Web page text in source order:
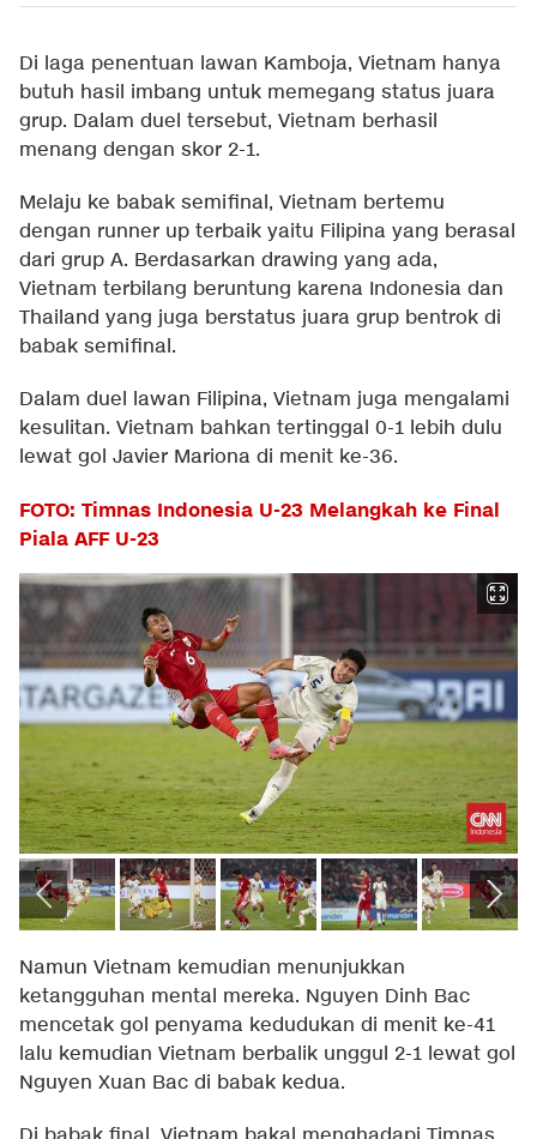
Di laga penentuan lawan Kamboja, Vietnam hanya
butuh hasil imbang untuk memegang status juara
grup. Dalam duel tersebut, Vietnam berhasil
menang dengan skor 2-1.
Melaju ke babak semifinal, Vietnam bertemu
dengan runner up terbaik yaitu Filipina yang berasal
dari grup A. Berdasarkan drawing yang ada,
Vietnam terbilang beruntung karena Indonesia dan
Thailand yang juga berstatus juara grup bentrok di
babak semifinal.
Dalam duel lawan Filipina, Vietnam juga mengalami
kesulitan. Vietnam bahkan tertinggal 0-1 lebih dulu
lewat gol Javier Mariona di menit ke-36.
FOTO: Timnas Indonesia U-23 Melangkah ke Final
Piala AFF U-23
Namun Vietnam kemudian menunjukkan
ketangguhan mental mereka. Nguyen Dinh Bac
mencetak gol penyama kedudukan di menit ke-41
lalu kemudian Vietnam berbalik unggul 2-1 lewat gol
Nguyen Xuan Bac di babak kedua.